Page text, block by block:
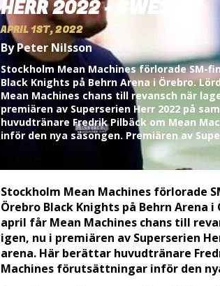
HERR 2022 - SWE3
APRIL 1ST, 2022
By Peter Nilsson
Stockholm Mean Machines förlorade SM-
Black Knights på Behrn Arena i Örebro.
Mean Machines chans till revansch när
premiären av Superserien Herr 2022 på
huvudtränare Fredrik Pilbäck om Mean
inför den nya säsongen. Premiären av
Stockholm Mean Machines förlorade
Örebro Black Knights på Behrn Arena i
april får Mean Machines chans till
igen, nu i premiären av Superserien
arena. Här berättar huvudtränare
Machines förutsättningar inför den